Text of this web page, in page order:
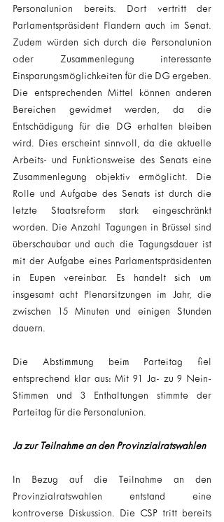
Personalunion bereits. Dort vertritt der
Parlamentspräsident Flandern auch im Senat.
Zudem würden sich durch die Personalunion
oder Zusammenlegung interessante
Einsparungsmöglichkeiten für die DG ergeben.
Die entsprechenden Mittel können anderen
Bereichen gewidmet werden, da die
Entschädigung für die DG erhalten bleiben
wird. Dies erscheint sinnvoll, da die aktuelle
Arbeits- und Funktionsweise des Senats eine
Zusammenlegung objektiv ermöglicht. Die
Rolle und Aufgabe des Senats ist durch die
letzte Staatsreform stark eingeschränkt
worden. Die Anzahl Tagungen in Brüssel sind
überschaubar und auch die Tagungsdauer ist
mit der Aufgabe eines Parlamentspräsidenten
in Eupen vereinbar. Es handelt sich um
insgesamt acht Plenarsitzungen im Jahr, die
zwischen 15 Minuten und einigen Stunden
dauern.
Die Abstimmung beim Parteitag fiel
entsprechend klar aus: Mit 91 Ja- zu 9 Nein-
Stimmen und 3 Enthaltungen stimmte der
Parteitag für die Personalunion.
Ja zur Teilnahme an den Provinzialratswahlen
In Bezug auf die Teilnahme an den
Provinzialratswahlen entstand eine
kontroverse Diskussion. Die CSP tritt bereits